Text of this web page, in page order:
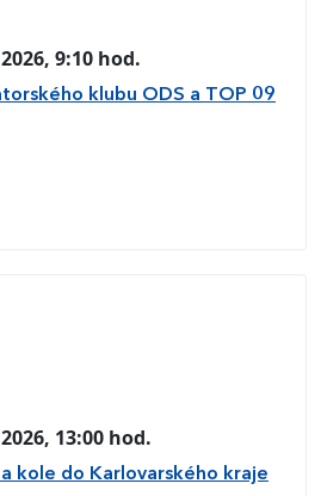
9:10 hod.
klubu ODS a TOP 09
13:00 hod.
kole do Karlovarského kraje